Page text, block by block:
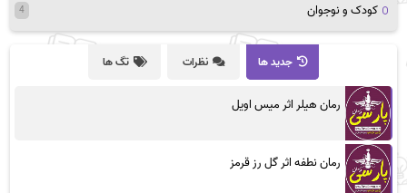
کودک و نوجوان 4
جدید ها نظرات تگ ها
رمان هیلر اثر میس اویل
رمان نطفه اثر گل رز قرمز